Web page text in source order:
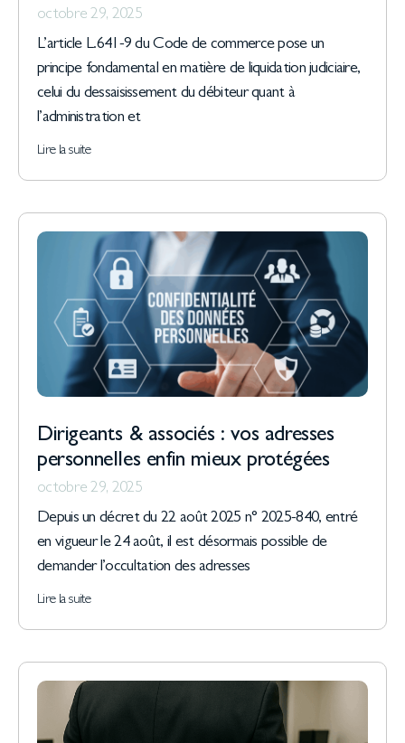
octobre 29, 2025
L’article L.641-9 du Code de commerce pose un
principe fondamental en matière de liquidation judiciaire,
celui du dessaisissement du débiteur quant à
l’administration et
Lire la suite
Dirigeants & associés : vos adresses
personnelles enfin mieux protégées
octobre 29, 2025
Depuis un décret du 22 août 2025 n° 2025-840, entré
en vigueur le 24 août, il est désormais possible de
demander l’occultation des adresses
Lire la suite